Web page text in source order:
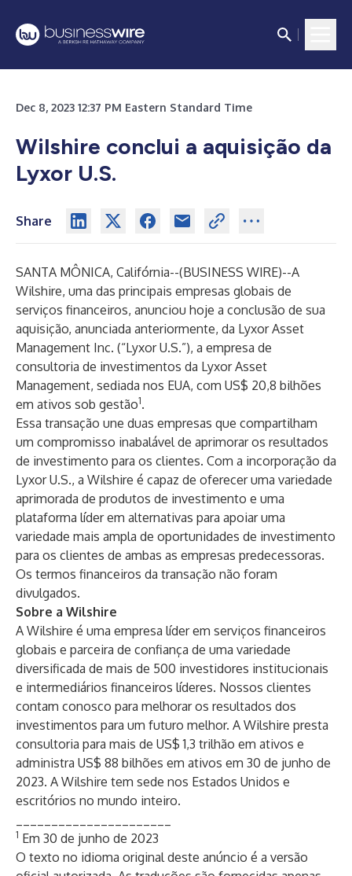
Dec 8, 2023 12:37 PM Eastern Standard Time
Wilshire conclui a aquisição da
Lyxor U.S.
Share
SANTA MÔNICA, Califórnia--(BUSINESS WIRE)--A
Wilshire, uma das principais empresas globais de
serviços financeiros, anunciou hoje a conclusão de sua
aquisição, anunciada anteriormente, da Lyxor Asset
Management Inc. (“Lyxor U.S.”), a empresa de
consultoria de investimentos da Lyxor Asset
Management, sediada nos EUA, com US$ 20,8 bilhões
em ativos sob gestão1.
Essa transação une duas empresas que compartilham
um compromisso inabalável de aprimorar os resultados
de investimento para os clientes. Com a incorporação da
Lyxor U.S., a Wilshire é capaz de oferecer uma variedade
aprimorada de produtos de investimento e uma
plataforma líder em alternativas para apoiar uma
variedade mais ampla de oportunidades de investimento
para os clientes de ambas as empresas predecessoras.
Os termos financeiros da transação não foram
divulgados.
Sobre a Wilshire
A Wilshire é uma empresa líder em serviços financeiros
globais e parceira de confiança de uma variedade
diversificada de mais de 500 investidores institucionais
e intermediários financeiros líderes. Nossos clientes
contam conosco para melhorar os resultados dos
investimentos para um futuro melhor. A Wilshire presta
consultoria para mais de US$ 1,3 trilhão em ativos e
administra US$ 88 bilhões em ativos em 30 de junho de
2023. A Wilshire tem sede nos Estados Unidos e
escritórios no mundo inteiro.
1 Em 30 de junho de 2023
O texto no idioma original deste anúncio é a versão